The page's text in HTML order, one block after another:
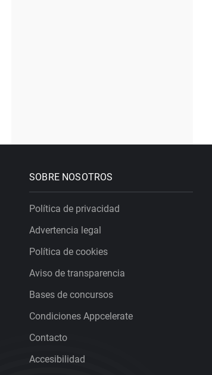
SOBRE NOSOTROS
Política de privacidad
Advertencia legal
Política de cookies
Aviso de transparencia
Bases de concursos
Condiciones Appcelerate
Contacto
Accesibilidad